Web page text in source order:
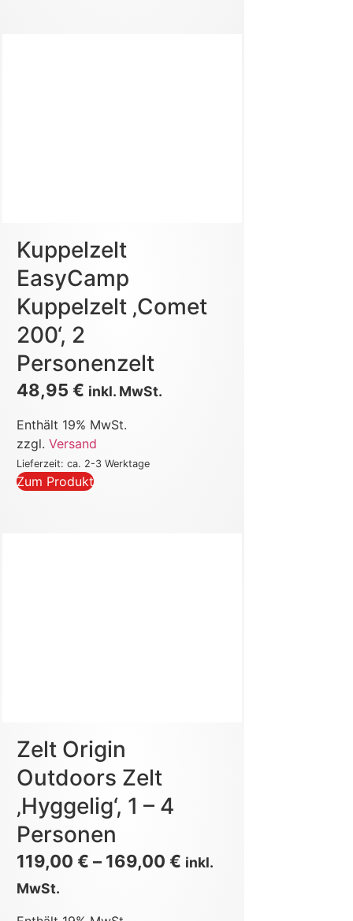
Kuppelzelt
EasyCamp
Kuppelzelt ‚Comet
200‘, 2
Personenzelt
48,95€ inkl. MwSt.
Enthält 19% MwSt.
zzgl.Versand
Lieferzeit: ca. 2-3 Werktage
Zum Produkt
Zelt Origin
Outdoors Zelt
‚Hyggelig‘, 1 – 4
Personen
119,00€ – 169,00€ inkl.
MwSt.